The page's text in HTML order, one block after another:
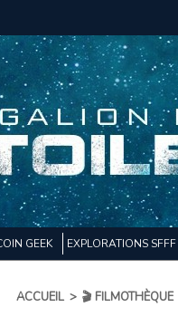
GEEK EXPLORATIONS SFFF
ACCUEIL > 🎬 FILMOTHÈQUE